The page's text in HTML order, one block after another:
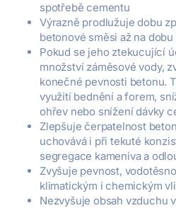
spotřebě cementu
Výrazně prodlužuje dobu
betonové směsi až na
Pokud se jeho ztekucující
množství záměsové vody,
konečné pevnosti betonu.
využití bednění a forem,
ohřev nebo snížení dávky
Zlepšuje čerpatelnost
uchovává i při tekuté
segregace kameniva a
Zvyšuje pevnost,
klimatickým i chemickým
Nezvyšuje obsah vzduchu